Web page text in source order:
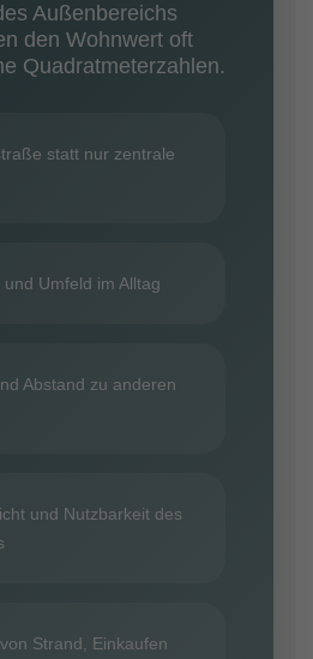
Außenbereichs
den Wohnwert oft
Quadratmeterzahlen.
statt nur zentrale
Umfeld im Alltag
Abstand zu anderen
und Nutzbarkeit des
Strand, Einkaufen